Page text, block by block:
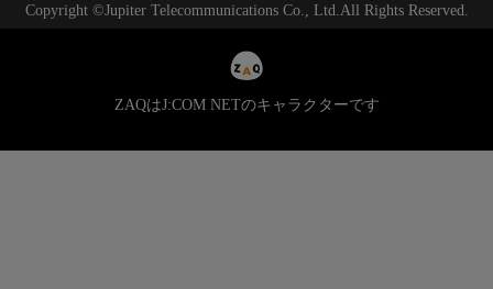
Copyright ©Jupiter Telecommunications Co., Ltd.All Rights Reserved.
ZAQはJ:COM NETのキャラクターです